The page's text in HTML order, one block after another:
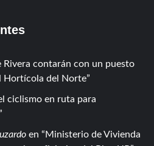
Rivera contarán con un puesto
Hortícola del Norte
ciclismo en ruta para
en
Ministerio de Vivienda